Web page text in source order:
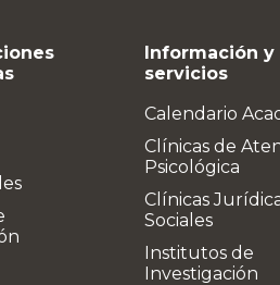
Información y
servicios
Calendario
Clínicas de
Psicológica
Clínicas
Sociales
Institutos de
Investigación